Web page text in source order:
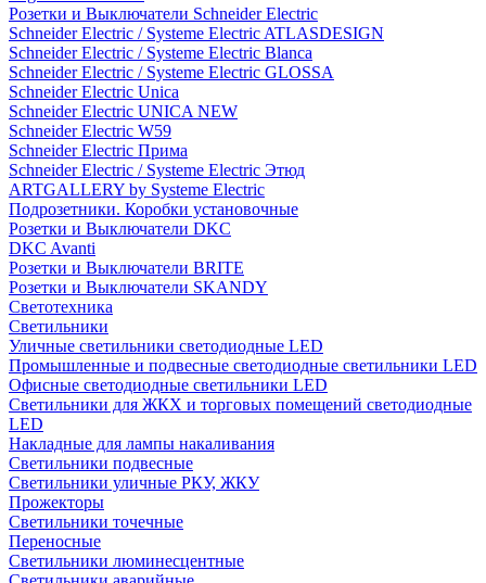
Розетки и Выключатели Schneider Electric
Schneider Electric / Systeme Electric ATLASDESIGN
Schneider Electric / Systeme Electric Blanca
Schneider Electric / Systeme Electric GLOSSA
Schneider Electric Unica
Schneider Electric UNICA NEW
Schneider Electric W59
Schneider Electric Прима
Schneider Electric / Systeme Electric Этюд
ARTGALLERY by Systeme Electric
Подрозетники. Коробки установочные
Розетки и Выключатели DKC
DKC Avanti
Розетки и Выключатели BRITE
Розетки и Выключатели SKANDY
Светотехника
Светильники
Уличные светильники светодиодные LED
Промышленные и подвесные светодиодные светильники LED
Офисные светодиодные светильники LED
Светильники для ЖКХ и торговых помещений светодиодные
LED
Накладные для лампы накаливания
Светильники подвесные
Светильники уличные РКУ, ЖКУ
Прожекторы
Cветильники точечные
Переносные
Светильники люминесцентные